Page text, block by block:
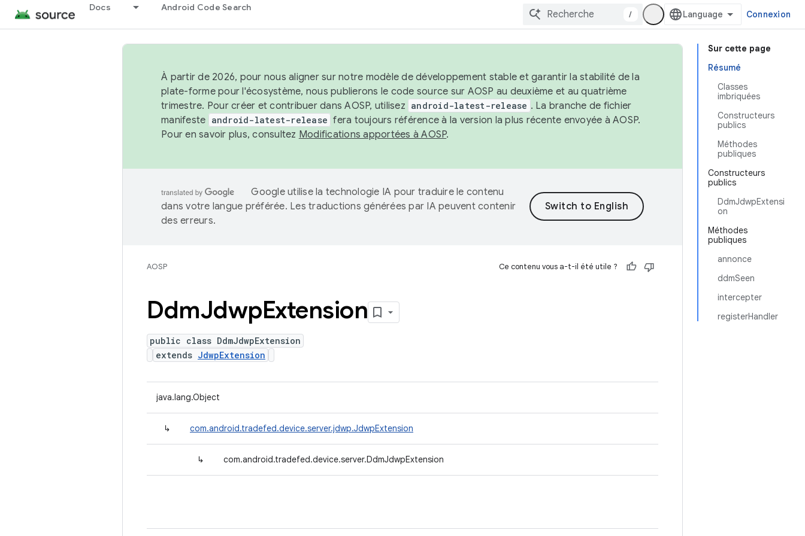
Docs Android Code Search
/ Connexion
Sur cette page
Résumé
Classes
imbriquées
Constructeurs
publics
Méthodes
publiques
Constructeurs
publics
DdmJdwpExtensi
on
Méthodes
publiques
annonce
ddmSeen
intercepter
registerHandler
À partir de 2026, pour nous aligner sur notre modèle de développement stable et garantir la stabilité de la
plate-forme pour l'écosystème, nous publierons le code source sur AOSP au deuxième et au quatrième
trimestre. Pour créer et contribuer dans AOSP, utilisez android-latest-release . La branche de fichier
manifeste android-latest-release fera toujours référence à la version la plus récente envoyée à AOSP.
Pour en savoir plus, consultez Modifications apportées à AOSP.
Google utilise la technologie IA pour traduire le contenu
dans votre langue préférée. Les traductions générées par IA peuvent contenir
des erreurs.
AOSP Ce contenu vous a-t-il été utile ?
DdmJdwpExtension
public class DdmJdwpExtension
extends JdwpExtension
java.lang.Object
↳ com.android.tradefed.device.server.jdwp.JdwpExtension
↳ com.android.tradefed.device.server.DdmJdwpExtension